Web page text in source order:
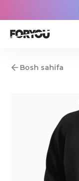
Bosh sahifa